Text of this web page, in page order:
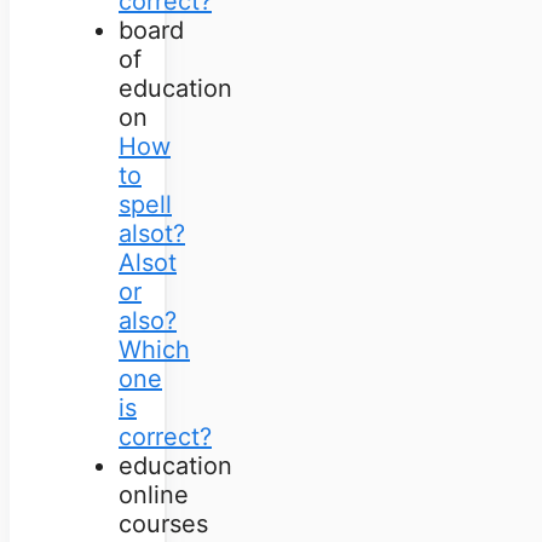
board
of
education
on
How
to
spell
alsot?
Alsot
or
also?
Which
one
is
correct?
education
online
courses